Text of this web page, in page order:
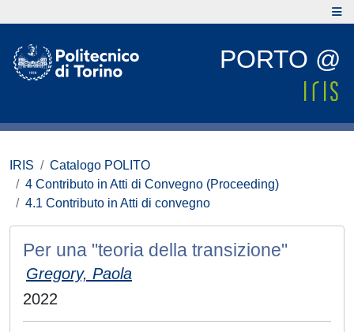
PORTO @
IRIS
Catalogo POLITO
4 Contributo in Atti di Convegno (Proceeding)
4.1 Contributo in Atti di convegno
Per una "teoria della transizione"
Gregory, Paola
2022